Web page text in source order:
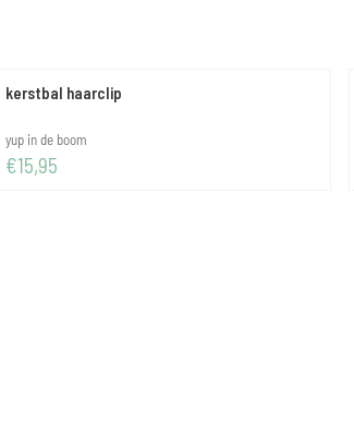
kerstbal haarclip
Merk:
yup in de boom
Prijs: 15,95
€15,95